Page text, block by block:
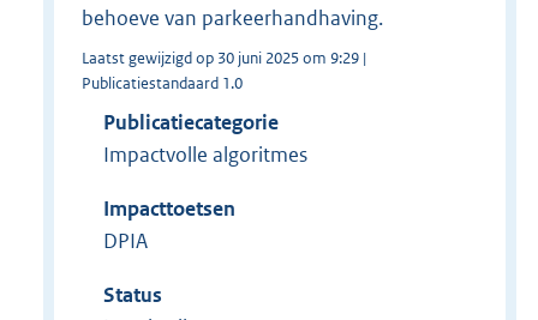
behoeve van parkeerhandhaving.
Laatst gewijzigd op 30 juni 2025 om 9:29 |
Publicatiestandaard 1.0
Publicatiecategorie
Impactvolle algoritmes
Impacttoetsen
DPIA
Status